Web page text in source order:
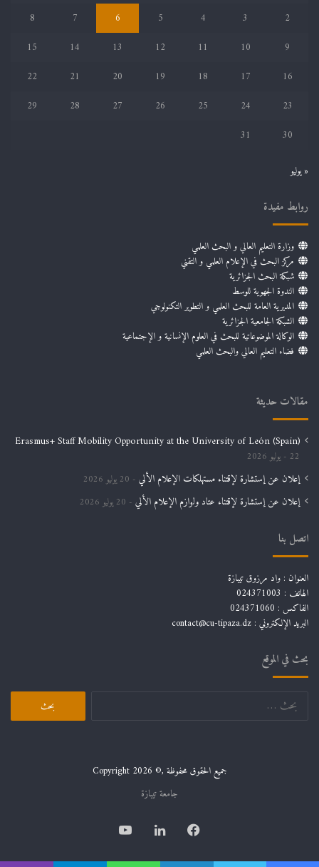
2
3
4
5
6
7
8
9
10
11
12
13
14
15
16
17
18
19
20
21
22
23
24
25
26
27
28
29
30
31
« يوليو
روابط مفيدة
وزارة التعليم العالي و البحث العلمي
مركز البحث في الإعلام العلمي و التقني
شبكة البحث الجزائرية
الندوة الجهوية للوسط
المديرية العامة للبحث العلمي و التطوير التكنولوجي
الشبكة الجامعية الجزائرية
الوكالة الموضوعاتية للبحث في العلوم الإنسانية و الإجتماعية
فضاء التعليم العالي والبحث العلمي
مقالات حديثة
Erasmus+ Staff Mobility Opportunity at the University of León (Spain)
22 يوليو 2026
إعلان عن إستشارة لإقتناء مستهلكات الإعلام الألي 20 يوليو 2026
إعلان عن إستشارة لإقتناء عتاد ولوازم الإعلام الألي 20 يوليو 2026
اتصل بنا
العنوان : واد مرزوق تيبازة
الهاتف : 024371003
الفاكس : 024371060
البريد الإلكتروني : contact@cu-tipaza.dz
بحث في الموقع
البحث
جميع الحقوق محفوظة ,© Copyright 2026
جامعة تيبازة
فيسبوكلينكدإن يوتيوب